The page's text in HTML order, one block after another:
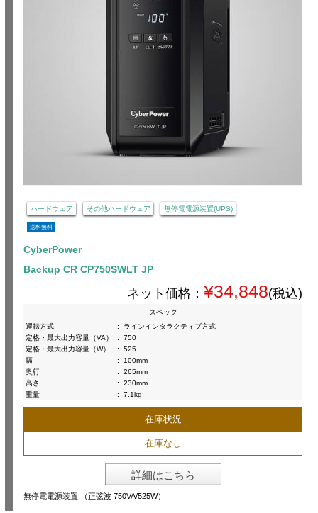
ハードウェア その他ハードウェア 無停電電源装置(UPS)
送料無料
CyberPower
Backup CR CP750SWLT JP
ネット価格： ¥34,848(税込)
スペック
運転方式
:
ラインインタラクティブ方式
定格・最大出力容量（VA）
:
750
定格・最大出力容量（W）
:
525
幅
:
100mm
奥行
:
265mm
高さ
:
230mm
重量
: 7.1kg
在庫状況
在庫なし
詳細はこちら
無停電電源装置 （正弦波 750VA/525W）